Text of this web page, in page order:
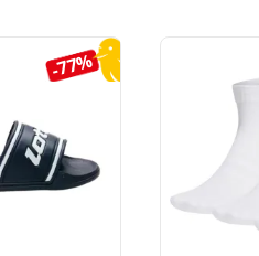
-77%